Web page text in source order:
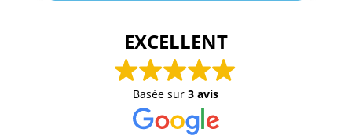
EXCELLENT
Basée sur3 avis